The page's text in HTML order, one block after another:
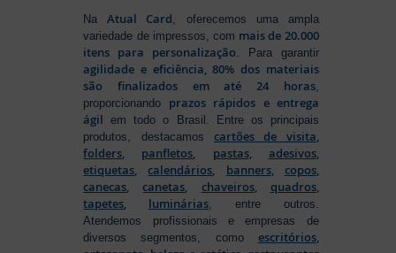
NaAtual Card , oferecemos uma ampla
variedade de impressos, com mais de 20.000
itens para personalização . Para garantir
agilidade e eficiência, 80% dos materiais
são finalizados em até 24 horas,
proporcionando prazos rápidos e entrega
ágil em todo o Brasil. Entre os principais
produtos, destacamos cartões de visita,
folders, panfletos, pastas, adesivos,
etiquetas,calendários, banners, copos,
canecas,canetas, chaveiros, quadros,
tapetes, luminárias , entre outros.
Atendemos profissionais e empresas de
diversos segmentos, como escritórios,